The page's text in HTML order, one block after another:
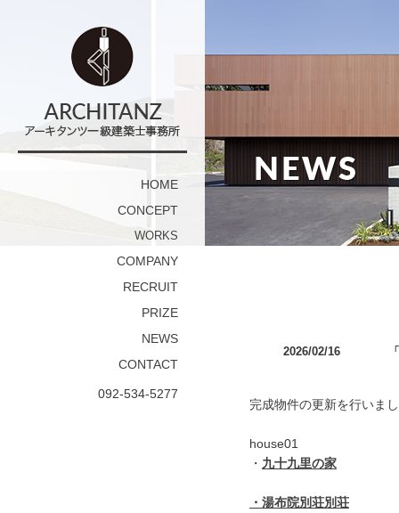
HOME
CONCEPT
WORKS
COMPANY
RECRUIT
PRIZE
NEWS
CONTACT
092-534-5277
2026/02/16
完成物件の更新を行いま
house01
・ 九十九里の家
・ 湯布院別荘別荘